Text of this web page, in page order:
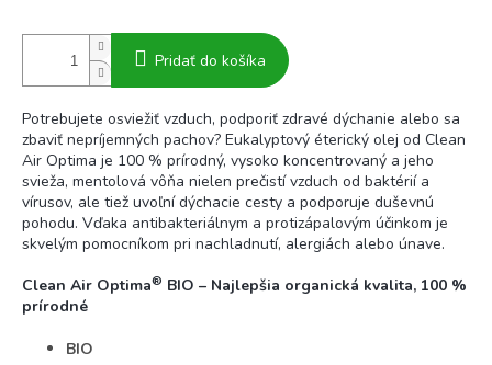
Pridať do košíka
Potrebujete osviežiť vzduch, podporiť zdravé dýchanie alebo sa
zbaviť nepríjemných pachov? Eukalyptový éterický olej od Clean
Air Optima je 100 % prírodný, vysoko koncentrovaný a jeho
svieža, mentolová vôňa nielen prečistí vzduch od baktérií a
vírusov, ale tiež uvoľní dýchacie cesty a podporuje duševnú
pohodu. Vďaka antibakteriálnym a protizápalovým účinkom je
skvelým pomocníkom pri nachladnutí, alergiách alebo únave.
Clean Air Optima® BIO – Najlepšia organická kvalita, 100 %
prírodné
BIO